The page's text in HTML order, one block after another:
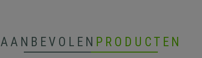
AANBEVOLEN PRODUCTEN